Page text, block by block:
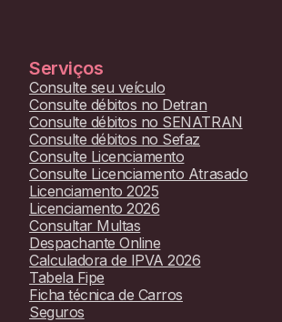
Serviços
Consulte seu veículo
Consulte débitos no Detran
Consulte débitos no SENATRAN
Consulte débitos no Sefaz
Consulte Licenciamento
Consulte Licenciamento Atrasado
Licenciamento 2025
Licenciamento 2026
Consultar Multas
Despachante Online
Calculadora de IPVA 2026
Tabela Fipe
Ficha técnica de Carros
Seguros